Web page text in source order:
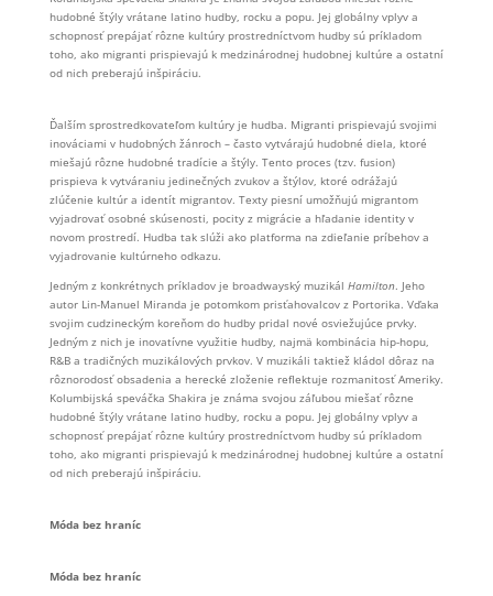
hudobné štýly vrátane latino hudby, rocku a popu. Jej globálny vplyv a
schopnosť prepájať rôzne kultúry prostredníctvom hudby sú príkladom
toho, ako migranti prispievajú k medzinárodnej hudobnej kultúre a ostatní
od nich preberajú inšpiráciu.
Ďalším sprostredkovateľom kultúry je hudba. Migranti prispievajú svojimi
inováciami v hudobných žánroch – často vytvárajú hudobné diela, ktoré
miešajú rôzne hudobné tradície a štýly. Tento proces (tzv. fusion)
prispieva k vytváraniu jedinečných zvukov a štýlov, ktoré odrážajú
zlúčenie kultúr a identít migrantov. Texty piesní umožňujú migrantom
vyjadrovať osobné skúsenosti, pocity z migrácie a hľadanie identity v
novom prostredí. Hudba tak slúži ako platforma na zdieľanie príbehov a
vyjadrovanie kultúrneho odkazu.
Jedným z konkrétnych príkladov je broadwayský muzikál Hamilton. Jeho
autor Lin-Manuel Miranda je potomkom prisťahovalcov z Portorika. Vďaka
svojim cudzineckým koreňom do hudby pridal nové osviežujúce prvky.
Jedným z nich je inovatívne využitie hudby, najmä kombinácia hip-hopu,
R&B a tradičných muzikálových prvkov. V muzikáli taktiež kládol dôraz na
rôznorodosť obsadenia a herecké zloženie reflektuje rozmanitosť Ameriky.
Kolumbijská speváčka Shakira je známa svojou záľubou miešať rôzne
hudobné štýly vrátane latino hudby, rocku a popu. Jej globálny vplyv a
schopnosť prepájať rôzne kultúry prostredníctvom hudby sú príkladom
toho, ako migranti prispievajú k medzinárodnej hudobnej kultúre a ostatní
od nich preberajú inšpiráciu.
Móda bez hraníc
Móda bez hraníc